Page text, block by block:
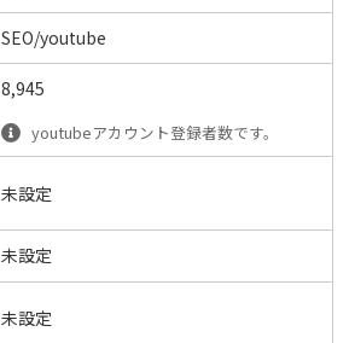
SEO/youtube
8,945
youtubeアカウント登録者数です。
未設定
未設定
未設定